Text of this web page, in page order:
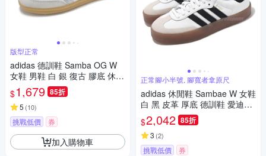
版型正常
adidas 德訓鞋 Samba OG W
女鞋 男鞋 白 銀 復古 膠底 休閒
鞋 愛迪達 JI2725
$1,679 85折
5 (10)
挑戰低價 券
加入購物車
正常腳小半號, 腳寬者拿原尺
adidas 休閒鞋 Sambae W 女鞋
白 黑 皮革 厚底 德訓鞋 愛迪達
JI1349
$2,042 85折
3 (2)
挑戰低價 券